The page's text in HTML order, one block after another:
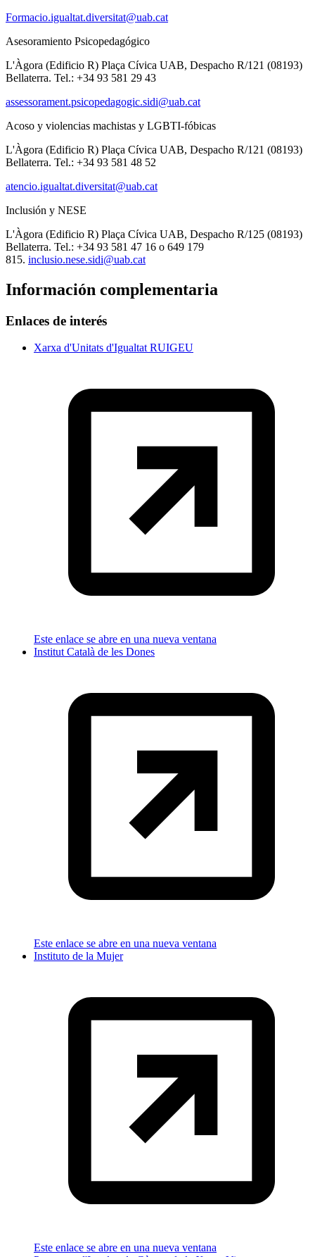
Formacio.igualtat.diversitat@uab.cat
Asesoramiento Psicopedagógico
L'Àgora (Edificio R) Plaça Cívica UAB, Despacho R/121 (08193)
Bellaterra. Tel.: +34 93 581 29 43
assessorament.psicopedagogic.sidi@uab.cat
Acoso y violencias machistas y LGBTI-fóbicas
L'Àgora (Edificio R) Plaça Cívica UAB, Despacho R/121 (08193)
Bellaterra. Tel.: +34 93 581 48 52
atencio.igualtat.diversitat@uab.cat
Inclusión y NESE
L'Àgora (Edificio R) Plaça Cívica UAB, Despacho R/125 (08193)
Bellaterra. Tel.: +34 93 581 47 16 o 649 179
815. inclusio.nese.sidi@uab.cat
Información complementaria
Enlaces de interés
Xarxa d'Unitats d'Igualtat RUIGEU
Este enlace se abre en una nueva ventana
Institut Català de les Dones
Este enlace se abre en una nueva ventana
Instituto de la Mujer
Este enlace se abre en una nueva ventana